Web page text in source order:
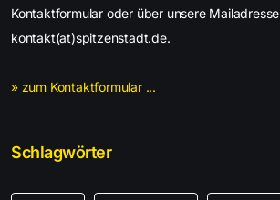
Kontaktformular oder über unsere Mailadresse
kontakt(at)spitzenstadt.de.
» zum Kontaktformular ...
Schlagwörter